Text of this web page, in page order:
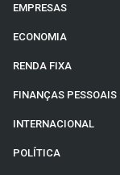
EMPRESAS
ECONOMIA
RENDA FIXA
FINANÇAS PESSOAIS
INTERNACIONAL
POLÍTICA